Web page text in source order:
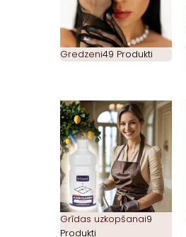
Gredzeni49 Produkti
Grīdas uzkopšanai9
Produkti